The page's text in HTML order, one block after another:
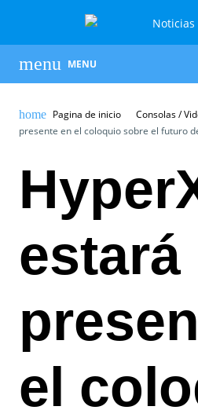
MENU
Pagina de inicio Consolas /
presente en el coloquio sobre el futuro
estará
el